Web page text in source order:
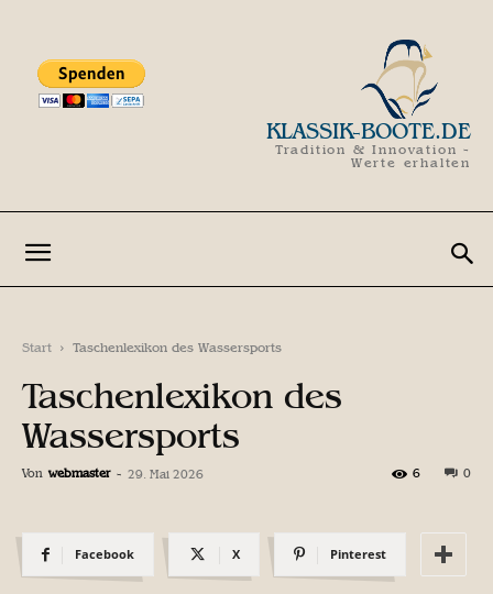
KLASSIK-BOOTE.DE
Tradition & Innovation -
Werte erhalten
Start Taschenlexikon des Wassersports
Taschenlexikon des
Wassersports
Von webmaster - 29. Mai 2026 0
6
Facebook X Pinterest